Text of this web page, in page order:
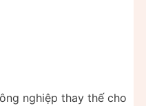
nghiệp thay thế cho